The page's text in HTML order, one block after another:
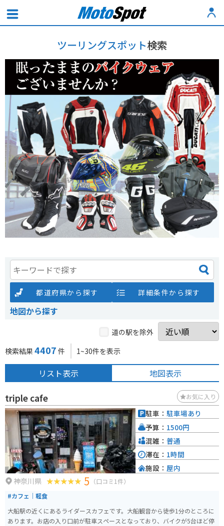
ツーリングスポット検索
都道府県から探す 詳細条件から探す
地図から探す
道の駅を除外
検索結果 4407 件 1~30件を表示
リスト表示 地図表示
triple cafe お気に入り
神奈川県 5 （口コミ1件）
#カフェ｜軽食
大船駅の近くにあるライダースカフェです。大船観音から徒歩1分のところに
あります。お店の入り口前が駐車スペースとなっており、バイクが5台ほど停
駐車： 駐車場あり
予算： 1500円
混雑： 普通
滞在： 1時間
施設： 屋内